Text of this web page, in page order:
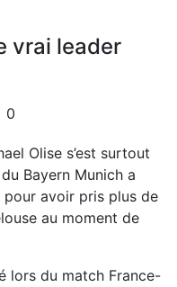
vrai leader
0
Olise s’est surtout
Bayern Munich a
pour avoir pris plus de
au moment de
lors du match France-